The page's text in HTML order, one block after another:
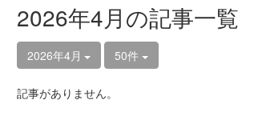
2026年4月の記事一覧
2026年4月 50件
記事がありません。